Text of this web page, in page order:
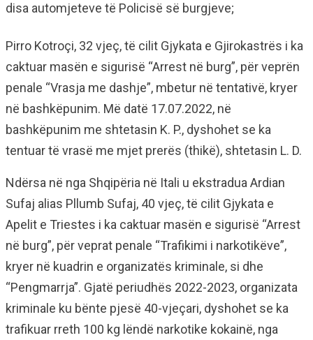
disa automjeteve të Policisë së burgjeve;
Pirro Kotroçi, 32 vjeç, të cilit Gjykata e Gjirokastrës i ka
caktuar masën e sigurisë “Arrest në burg”, për veprën
penale “Vrasja me dashje”, mbetur në tentativë, kryer
në bashkëpunim. Më datë 17.07.2022, në
bashkëpunim me shtetasin K. P., dyshohet se ka
tentuar të vrasë me mjet prerës (thikë), shtetasin L. D.
Ndërsa në nga Shqipëria në Itali u ekstradua Ardian
Sufaj alias Pllumb Sufaj, 40 vjeç, të cilit Gjykata e
Apelit e Triestes i ka caktuar masën e sigurisë “Arrest
në burg”, për veprat penale “Trafikimi i narkotikëve”,
kryer në kuadrin e organizatës kriminale, si dhe
“Pengmarrja”. Gjatë periudhës 2022-2023, organizata
kriminale ku bënte pjesë 40-vjeçari, dyshohet se ka
trafikuar rreth 100 kg lëndë narkotike kokainë, nga